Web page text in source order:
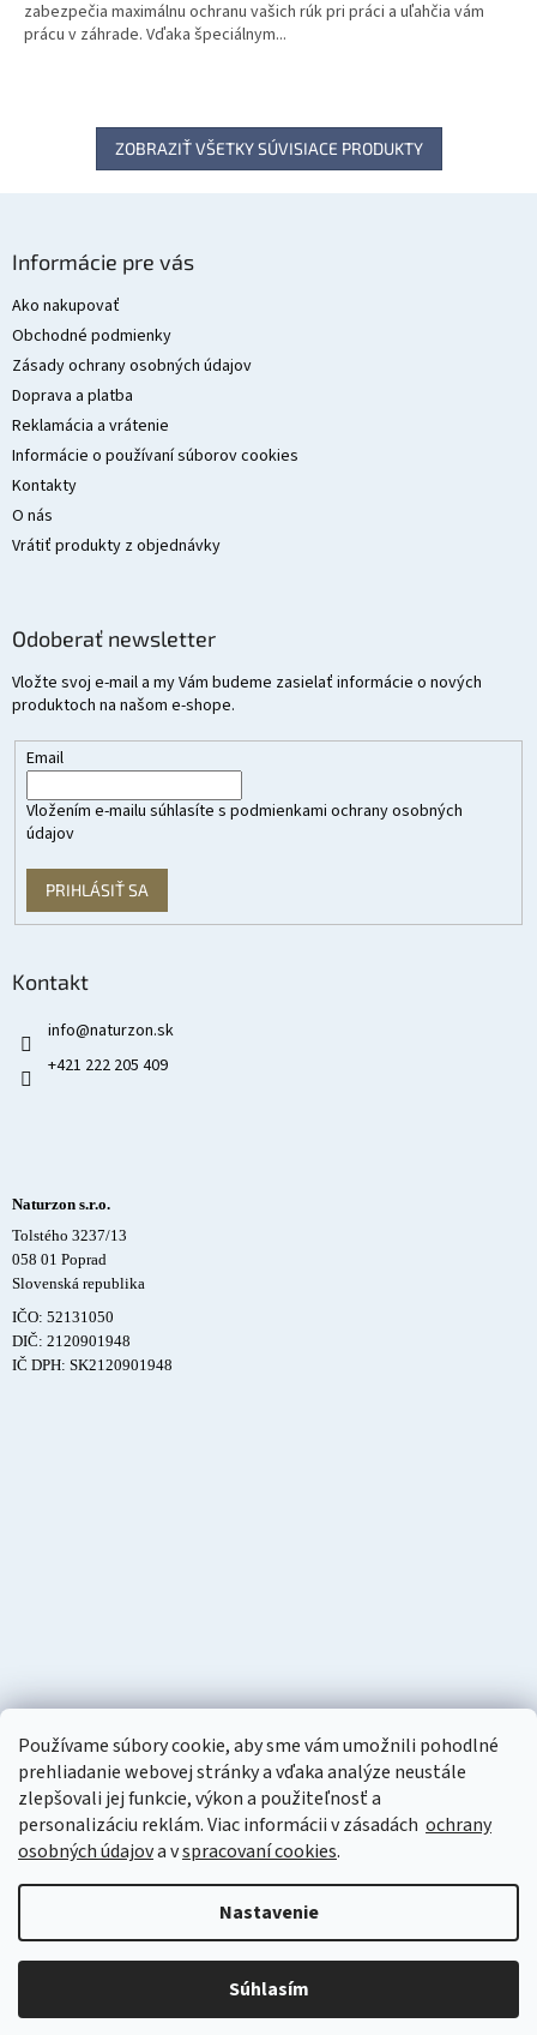
Používame súbory cookie, aby sme vám umožnili pohodlné
prehliadanie webovej stránky a vďaka analýze neustále
zlepšovali jej funkcie, výkon a použiteľnosť a
personalizáciu reklám. Viac informácii v zásadách ochrany
osobných údajova vspracovaní cookies.
Nastavenie
Súhlasím
zabezpečia maximálnu ochranu vašich rúk pri práci a uľahčia vám
prácu v záhrade. Vďaka špeciálnym...
ZOBRAZIŤ VŠETKY SÚVISIACE PRODUKTY
Informácie pre vás
Ako nakupovať
Obchodné podmienky
Zásady ochrany osobných údajov
Doprava a platba
Reklamácia a vrátenie
Informácie o používaní súborov cookies
Kontakty
O nás
Vrátiť produkty z objednávky
Odoberať newsletter
Vložte svoj e-mail a my Vám budeme zasielať informácie o nových
produktoch na našom e-shope.
Email
Vložením e-mailu súhlasíte s podmienkami ochrany osobných
údajov
PRIHLÁSIŤ SA
Kontakt
info@naturzon.sk
+421 222 205 409
Naturzon s.r.o.
Tolstého 3237/13
058 01 Poprad
Slovenská republika
IČO: 52131050
DIČ: 2120901948
IČ DPH: SK2120901948
Vytvoril Shoptet